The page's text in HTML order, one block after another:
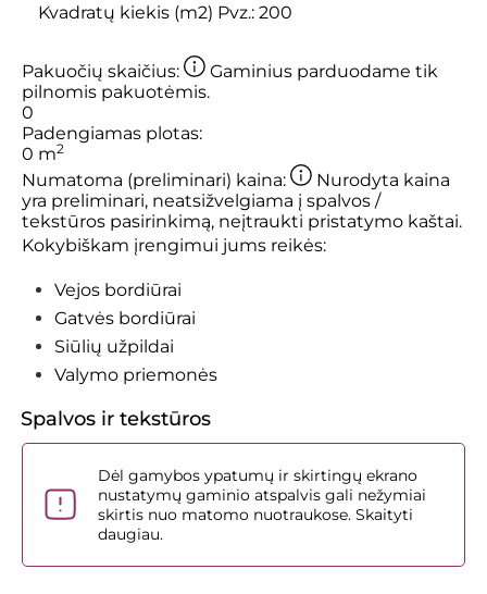
Pakuočių skaičius:
Gaminius parduodame tik
pilnomis pakuotėmis.
0
Padengiamas plotas:
0 m2
Numatoma (preliminari) kaina:
Nurodyta kaina
yra preliminari, neatsižvelgiama į spalvos /
tekstūros pasirinkimą, neįtraukti pristatymo kaštai.
Kokybiškam įrengimui jums reikės:
Vejos bordiūrai
Gatvės bordiūrai
Siūlių užpildai
Valymo priemonės
Spalvos ir tekstūros
Dėl gamybos ypatumų ir skirtingų ekrano
nustatymų gaminio atspalvis gali nežymiai
skirtis nuo matomo nuotraukose. Skaityti
daugiau.